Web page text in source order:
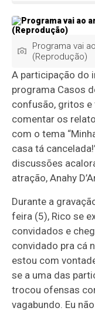
Programa vai
(Reprodução)
A participação do
programa Casos
confusão, gritos
comentar os
com o tema
casa tá
discussões
atração, Anahy
Durante a
feira (5), Rico se
convidados e
convidado pra cá
estou com
se a uma das
trocou ofensas
vagabundo. Eu